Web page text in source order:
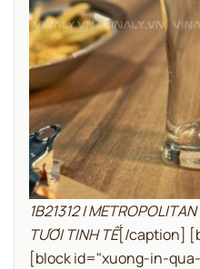
1B21312 |
TƯƠI TINH TẾ[/caption]
[block id="xuong-in-